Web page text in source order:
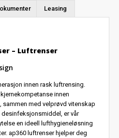
Leasing
– Luftrenser
innen rask luftrensing.
innen
med velprøvd vitenskap
er vår
en ideell lufthygieneløsning
ap360 luftrenser hjelper deg